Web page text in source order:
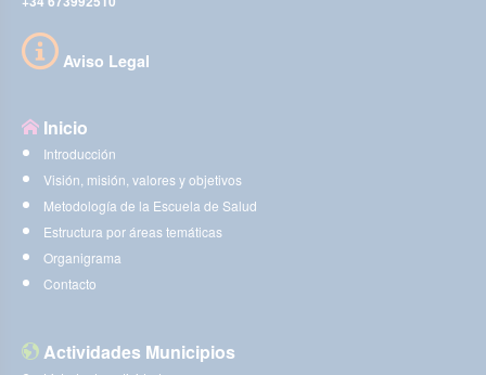
Aviso Legal
Inicio
Introducción
Visión, misión, valores y objetivos
Metodología de la Escuela de Salud
Estructura por áreas temáticas
Organigrama
Contacto
Actividades Municipios